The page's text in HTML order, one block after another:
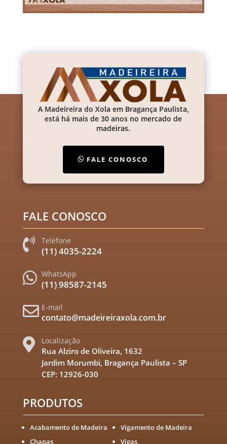
A Madeireira do Xola em Bragança Paulista,
está há mais de 30 anos no mercado de
madeiras.
FALE CONOSCO
FALE CONOSCO
 Telefone
(11) 4035-2224
 WhatsApp
(11) 98587-2145
 E-mail
contato@madeireiraxola.com.br
 Localização
Rua Alziro de Oliveira, 1632
Jardim Morumbi, Bragança Paulista – SP
CEP: 12926-030
PRODUTOS
Acabamento de Madeira
Chapas
Vigamento de Madeira
Vigas